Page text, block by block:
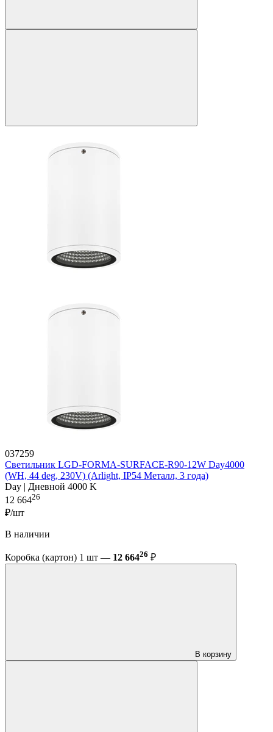
037259
Светильник LGD-FORMA-SURFACE-R90-12W Day4000
(WH, 44 deg, 230V) (Arlight, IP54 Металл, 3 года)
Day | Дневной 4000 K
12 66426
₽/шт
В наличии
Коробка (картон) 1 шт — 12 66426 ₽
В корзину